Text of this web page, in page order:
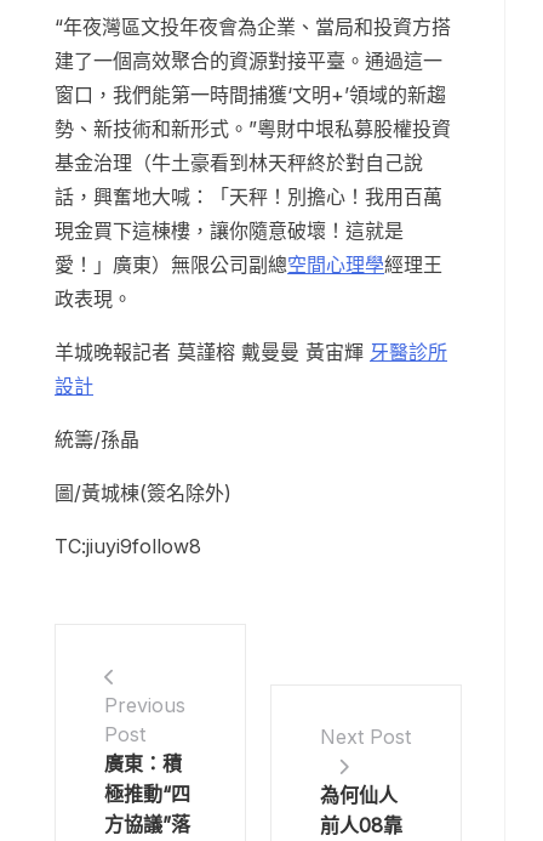
“年夜灣區文投年夜會為企業、當局和投資方搭
建了一個高效聚合的資源對接平臺。通過這一
窗口，我們能第一時間捕獲‘文明+’領域的新趨
勢、新技術和新形式。”粵財中垠私募股權投資
基金治理（牛土豪看到林天秤終於對自己說
話，興奮地大喊：「天秤！別擔心！我用百萬
現金買下這棟樓，讓你隨意破壞！這就是
愛！」廣東）無限公司副總空間心理學經理王
政表現。
羊城晚報記者 莫謹榕 戴曼曼 黃宙輝 牙醫診所
設計
統籌/孫晶
圖/黃城棟(簽名除外)
TC:jiuyi9follow8
Previous
Post
廣東：積
極推動“四
方協議”落
Next Post
為何仙人
前人08靠